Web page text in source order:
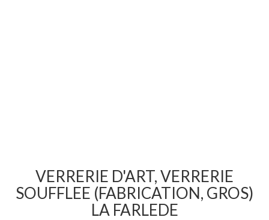
VERRERIE D'ART, VERRERIE
SOUFFLEE (FABRICATION, GROS)
LA FARLEDE